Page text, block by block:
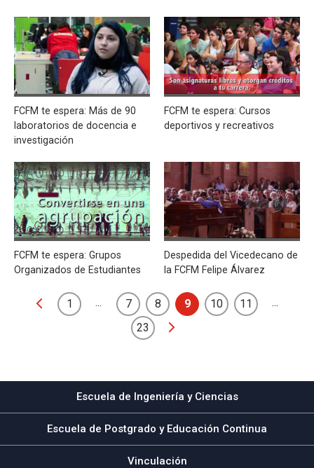
FCFM te espera: Más de 90
laboratorios de docencia e
investigación
FCFM te espera: Cursos
deportivos y recreativos
FCFM te espera: Grupos
Organizados de Estudiantes
Despedida del Vicedecano de
la FCFM Felipe Álvarez
1 ... 7 8 9 10 11
...
23
Escuela de Ingeniería y Ciencias
Escuela de Postgrado y Educación Continua
Vinculación